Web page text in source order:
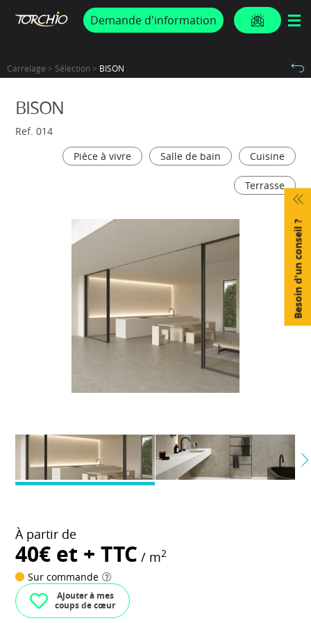
PROMOS & ACTUSDemande d'information
Carrelage > Sélection > BISON
Besoin d'un conseil ?
BISON
Ref. 014
Pièce à vivre
Salle de bain Cuisine
Terrasse
À partir de
40€ et + TTC / m2
Sur commande
Ajouter à mes
coups de cœur